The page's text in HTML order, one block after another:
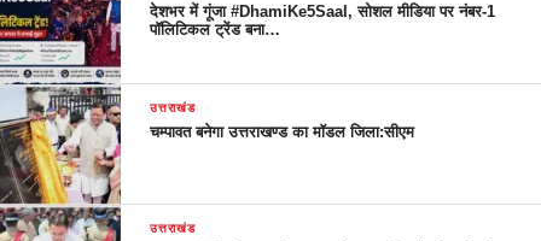
देशभर में गूंजा #DhamiKe5Saal, सोशल मीडिया पर नंबर-1
पॉलिटिकल ट्रेंड बना…
उत्तराखंड
चम्पावत बनेगा उत्तराखण्ड का मॉडल जिला:सीएम
उत्तराखंड